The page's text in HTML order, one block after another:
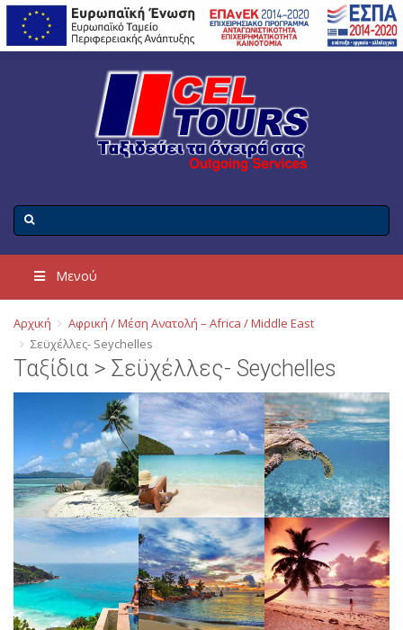
Μενού
Αρχική
Αφρική / Μέση Ανατολή – Africa / Middle East
Σεϋχέλλες- Seychelles
Ταξίδια > Σεϋχέλλες- Seychelles